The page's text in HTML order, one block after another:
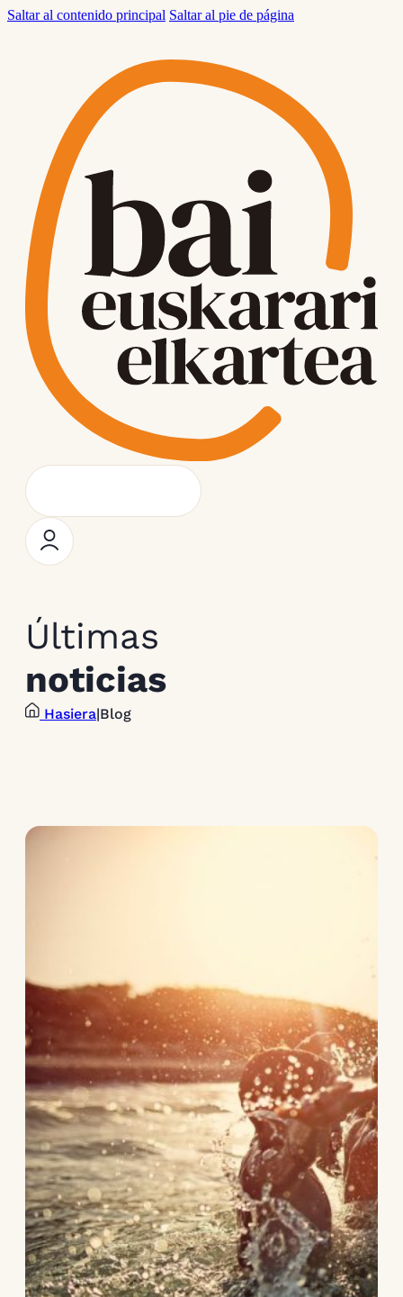
Saltar al contenido principal Saltar al pie de página
Últimas
noticias
Hasiera|Blog